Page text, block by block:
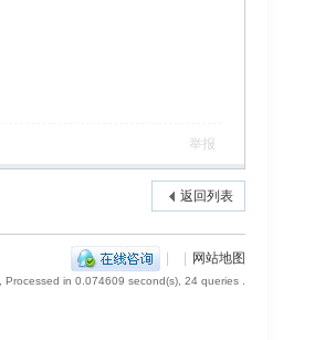
举报
返回列表
| | 网站地图
, Processed in 0.074609 second(s), 24 queries .